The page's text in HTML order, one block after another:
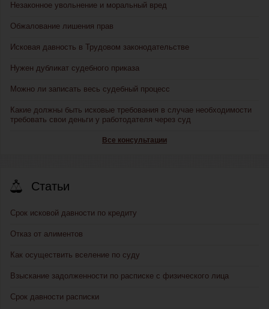
Незаконное увольнение и моральный вред
Обжалование лишения прав
Исковая давность в Трудовом законодательстве
Нужен дубликат судебного приказа
Можно ли записать весь судебный процесс
Какие должны быть исковые требования в случае необходимости
требовать свои деньги у работодателя через суд
Все консультации
Статьи
Срок исковой давности по кредиту
Отказ от алиментов
Как осуществить вселение по суду
Взыскание задолженности по расписке с физического лица
Срок давности расписки